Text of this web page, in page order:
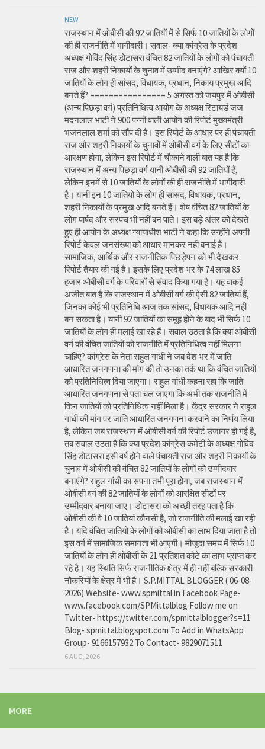
NEW
राजस्थान में ओबीसी की 92 जातियों में से सिर्फ 10 जातियों के लोगों
की ही राजनीति में भागीदारी। सवाल- क्या कांग्रेस के प्रदेश
अध्यक्ष गोविंद सिंह डोटासरा वंचित 82 जातियों के लोगों को पंचायती
राज और शहरी निकायों के चुनाव में उम्मीद बनाएंगे? आखिर क्यों 10
जातियों के लोग ही सांसद, विधायक, प्रधान, निकाय प्रमुख आदि
बनते हैं? ================ 5 अगस्त को जयपुर में ओबीसी
(अन्य पिछड़ा वर्ग) प्रतिनिधित्व आयोग के अध्यक्ष रिटायर्ड जज
मदनलाल भाटी ने 900 पन्नों वाली आयोग की रिपोर्ट मुख्यमंत्री
भजनलाल शर्मा को सौंप दी है। इस रिपोर्ट के आधार पर ही पंचायती
राज और शहरी निकायों के चुनावों में ओबीसी वर्ग के लिए सीटों का
आरक्षण होगा, लेकिन इस रिपोर्ट में चौकाने वाली बात यह है कि
राजस्थान में अन्य पिछड़ा वर्ग यानी ओबीसी की 92 जातियों हैं,
लेकिन इनमें से 10 जातियों के लोगों की ही राजनीति में भागीदारी
है। यानी इन 10 जातियों के लोग ही सांसद, विधायक, प्रधान,
शहरी निकायों के प्रमुख आदि बनते हैं। शेष वंचित 82 जातियों के
लोग पार्षद और सरपंच भी नहीं बन पाते। इस बड़े अंतर को देखते
हुए ही आयोग के अध्यक्ष न्यायाधीश भाटी ने कहा कि उन्होंने अपनी
रिपोर्ट केवल जनसंख्या को आधार मानकर नहीं बनाई है।
सामाजिक, आर्थिक और राजनीतिक पिछड़ेपन को भी देखकर
रिपोर्ट तैयार की गई है। इसके लिए प्रदेश भर के 74 लाख 85
हजार ओबीसी वर्ग के परिवारों से संवाद किया गया है। यह वाकई
अजीत बात है कि राजस्थान में ओबीसी वर्ग की ऐसी 82 जातियां हैं,
जिनका कोई भी प्रतिनिधि आज तक सांसद, विधायक आदि नहीं
बन सकता है। यानी 92 जातियों का समूह होने के बाद भी सिर्फ 10
जातियों के लोग ही मलाई खा रहे हैं। सवाल उठता है कि क्या ओबीसी
वर्ग की वंचित जातियों को राजनीति में प्रतिनिधित्व नहीं मिलना
चाहिए? कांग्रेस के नेता राहुल गांधी ने जब देश भर में जाति
आधारित जनगणना की मांग की तो उनका तर्क था कि वंचित जातियों
को प्रतिनिधित्व दिया जाएगा। राहुल गांधी कहना रहा कि जाति
आधारित जनगणना से पता चल जाएगा कि अभी तक राजनीति में
किन जातियों को प्रतिनिधित्व नहीं मिला है। केंद्र सरकार ने राहुल
गांधी की मांग पर जाति आधारित जनगणना करवाने का निर्णय लिया
है, लेकिन जब राजस्थान में ओबीसी वर्ग की रिपोर्ट उजागर हो गई है,
तब सवाल उठता है कि क्या प्रदेश कांग्रेस कमेटी के अध्यक्ष गोविंद
सिंह डोटासरा इसी वर्ष होने वाले पंचायती राज और शहरी निकायों के
चुनाव में ओबीसी की वंचित 82 जातियों के लोगों को उम्मीदवार
बनाएंगे? राहुल गांधी का सपना तभी पूरा होगा, जब राजस्थान में
ओबीसी वर्ग की 82 जातियों के लोगों को आरक्षित सीटों पर
उम्मीदवार बनाया जाए। डोटासरा को अच्छी तरह पता है कि
ओबीसी की वे 10 जातियां कौनसी है, जो राजनीति की मलाई खा रही
है। यदि वंचित जातियों के लोगों को ओबीसी का लाभ दिया जाता है तो
इस वर्ग में सामाजिक समानता भी आएगी। मौजूदा समय में सिर्फ 10
जातियों के लोग ही ओबीसी के 21 प्रतिशत कोटे का लाभ प्राप्त कर
रहे है। यह स्थिति सिर्फ राजनीतिक क्षेत्र में ही नहीं बल्कि सरकारी
नौकरियों के क्षेत्र में भी है। S.P.MITTAL BLOGGER ( 06-08-
2026) Website- www.spmittal.in Facebook Page-
www.facebook.com/SPMittalblog Follow me on
Twitter- https://twitter.com/spmittalblogger?s=11
Blog- spmittal.blogspot.com To Add in WhatsApp
Group- 9166157932 To Contact- 9829071511
6 AUG, 2026
MORE